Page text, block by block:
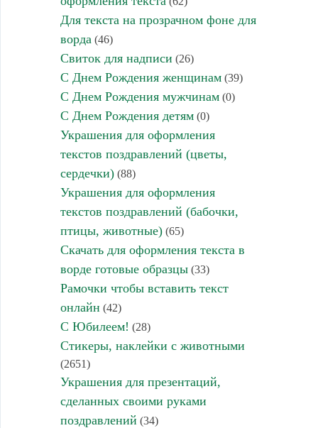
Для текста на прозрачном фоне для
ворда (46)
Свиток для надписи (26)
С Днем Рождения женщинам(39)
С Днем Рождения мужчинам(0)
С Днем Рождения детям(0)
Украшения для оформления
текстов поздравлений (цветы,
сердечки)(88)
Украшения для оформления
текстов поздравлений (бабочки,
птицы, животные)(65)
Скачать для оформления текста в
ворде готовые образцы(33)
Рамочки чтобы вставить текст
онлайн (42)
С Юбилеем! (28)
Стикеры, наклейки с животными
(2651)
Украшения для презентаций,
сделанных своими руками
поздравлений (34)